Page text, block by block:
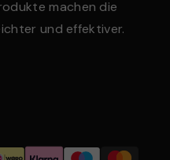
machen die
und effektiver.